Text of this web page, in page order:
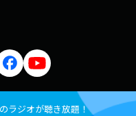
ラジオが聴き放題！